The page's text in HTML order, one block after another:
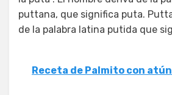
puttana, que significa puta.
de la palabra latina putida que
Receta de Palmito con